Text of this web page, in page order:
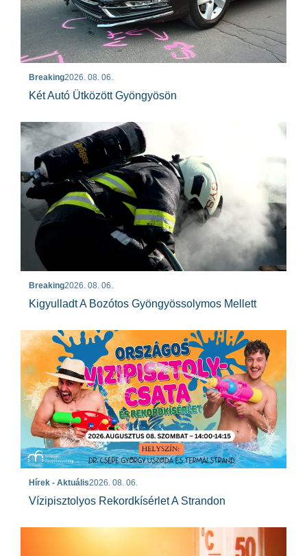
Breaking2026. 08. 06.
Két Autó Ütközött Gyöngyösön
Breaking2026. 08. 06.
Kigyulladt A Bozótos Gyöngyössolymos Mellett
Hírek - Aktuális2026. 08. 06.
Vízipisztolyos Rekordkísérlet A Strandon